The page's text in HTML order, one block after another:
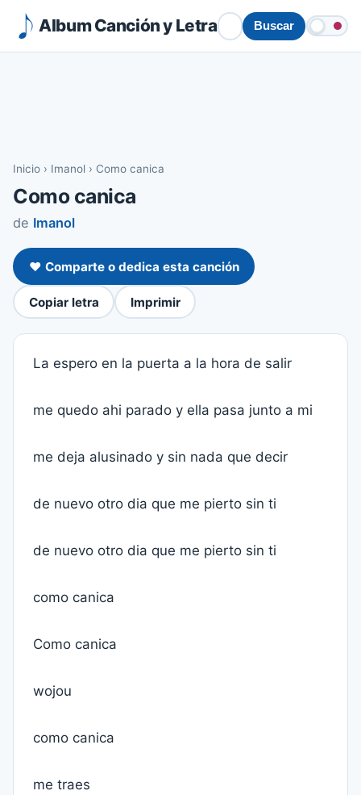
Album Canción y Letra Buscar
Inicio › Imanol › Como canica
Como canica
de Imanol
❤️ Comparte o dedica esta canción
Copiar letra Imprimir
La espero en la puerta a la hora de salir
me quedo ahi parado y ella pasa junto a mi
me deja alusinado y sin nada que decir
de nuevo otro dia que me pierto sin ti
de nuevo otro dia que me pierto sin ti
como canica
Como canica
wojou
como canica
me traes